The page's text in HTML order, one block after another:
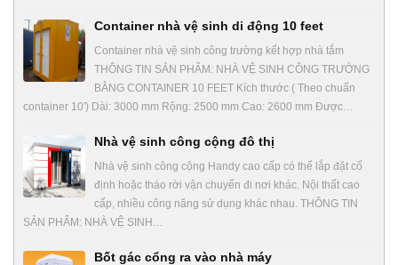
Container nhà vệ sinh di động 10 feet
Container nhà vệ sinh công trường kết hợp nhà tắm
THÔNG TIN SẢN PHẨM: NHÀ VỆ SINH CÔNG TRƯỜNG
BẰNG CONTAINER 10 FEET Kích thước ( Theo chuẩn
container 10′) Dài: 3000 mm Rộng: 2500 mm Cao: 2600 mm Được…
Nhà vệ sinh công cộng đô thị
Nhà vệ sinh công cộng Handy cao cấp có thể lắp đặt cố
định hoặc tháo rời vận chuyển đi nơi khác. Nội thất cao
cấp, nhiều công năng sử dụng khác nhau. THÔNG TIN
SẢN PHẨM: NHÀ VỆ SINH…
Bốt gác cổng ra vào nhà máy